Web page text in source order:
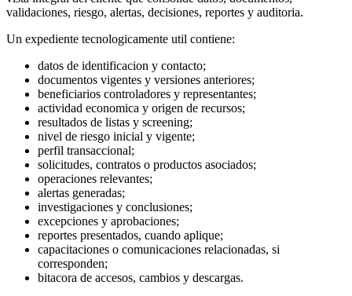
validaciones, riesgo, alertas, decisiones, reportes y auditoria.
Un expediente tecnologicamente util contiene:
datos de identificacion y contacto;
documentos vigentes y versiones anteriores;
beneficiarios controladores y representantes;
actividad economica y origen de recursos;
resultados de listas y screening;
nivel de riesgo inicial y vigente;
perfil transaccional;
solicitudes, contratos o productos asociados;
operaciones relevantes;
alertas generadas;
investigaciones y conclusiones;
excepciones y aprobaciones;
reportes presentados, cuando aplique;
capacitaciones o comunicaciones relacionadas, si
corresponden;
bitacora de accesos, cambios y descargas.